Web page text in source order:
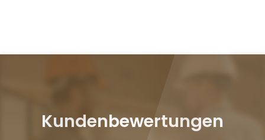
Kundenbewertungen